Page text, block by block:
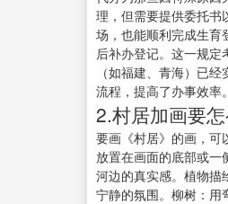
理，但需要提供委托书
场，也能顺利完成生育
后补办登记。这一规
（如福建、青海）已
流程，提高了办事效率。
2.村居加画要
要画《村居》的画，可
放置在画面的底部或
河边的真实感。植物描
宁静的氛围。柳树：用